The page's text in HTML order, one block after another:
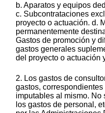
b. Aparatos y equipos
c. Subcontrataciones
proyecto o actuación. d.
permanentemente
Gastos de promoción y
gastos generales
del proyecto o actuación
2. Los gastos de
gastos,
imputables al mismo.
los gastos de personal,